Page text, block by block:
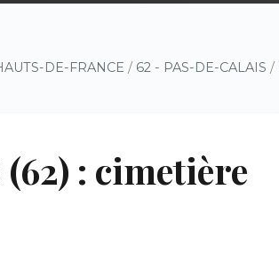
DE-FRANCE / 62 - PAS-DE-CALAIS /
: cimetière